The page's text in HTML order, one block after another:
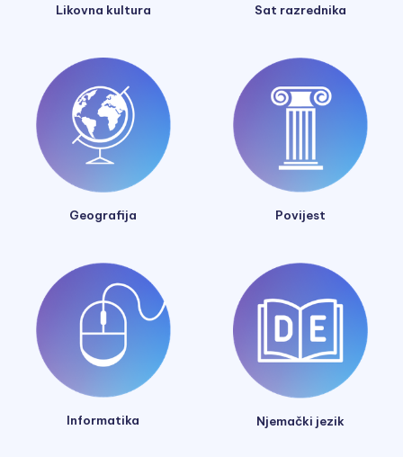
Likovna kultura Sat razrednika
Geografija Povijest
Informatika Njemački jezik